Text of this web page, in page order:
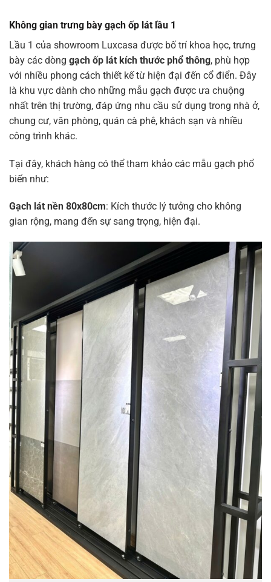
Không gian trưng bày gạch ốp lát lầu 1
Lầu 1 của showroom Luxcasa được bố trí khoa học, trưng
bày các dòng gạch ốp lát kích thước phổ thông, phù hợp
với nhiều phong cách thiết kế từ hiện đại đến cổ điển. Đây
là khu vực dành cho những mẫu gạch được ưa chuộng
nhất trên thị trường, đáp ứng nhu cầu sử dụng trong nhà ở,
chung cư, văn phòng, quán cà phê, khách sạn và nhiều
công trình khác.
Tại đây, khách hàng có thể tham khảo các mẫu gạch phổ
biến như:
Gạch lát nền 80x80cm: Kích thước lý tưởng cho không
gian rộng, mang đến sự sang trọng, hiện đại.